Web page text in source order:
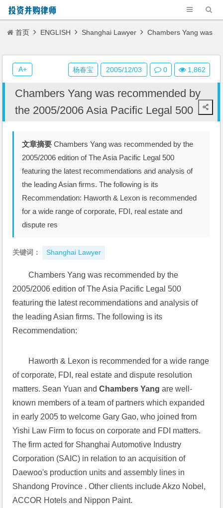
首页 ENGLISH Shanghai Lawyer Chambers Yang was
recommended by the 2005/2006 Asia Pacific Legal 500
Chambers Yang was recommended by
the 2005/2006 Asia Pacific Legal 500
文章摘要 Chambers Yang was recommended by the
2005/2006 edition of The Asia Pacific Legal 500
featuring the latest recommendations and analysis of
the leading Asian firms. The following is its
Recommendation: Haworth & Lexon is recommended
for a wide range of corporate, FDI, real estate and
dispute res
关键词： Shanghai Lawyer
Chambers Yang was recommended by the
2005/2006 edition of The Asia Pacific Legal 500
featuring the latest recommendations and analysis of
the leading Asian firms. The following is its
Recommendation:
Haworth & Lexon is recommended for a wide range
of corporate, FDI, real estate and dispute resolution
matters. Sean Yuan and Chambers Yang are well-
known members of a team of partners which expanded
in early 2005 to welcome Gary Gao, who joined from
Yishi Law Firm to focus on corporate and FDI matters.
The firm acted for Shanghai Automotive Industry
Corporation (SAIC) in relation to an acquisition of
Daewoo's production units and assembly lines in
Shandong Province . Other clients include Akzo Nobel,
ACCOR Hotels and Nippon Paint.
杨春宝 2005/12/03 0 1,862
A+